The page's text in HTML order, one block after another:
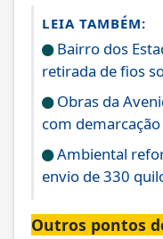
LEIA TAMBÉM:
Bairro dos
retirada de fios
Obras da
com
Ambiental
envio de 330
Outros pontos